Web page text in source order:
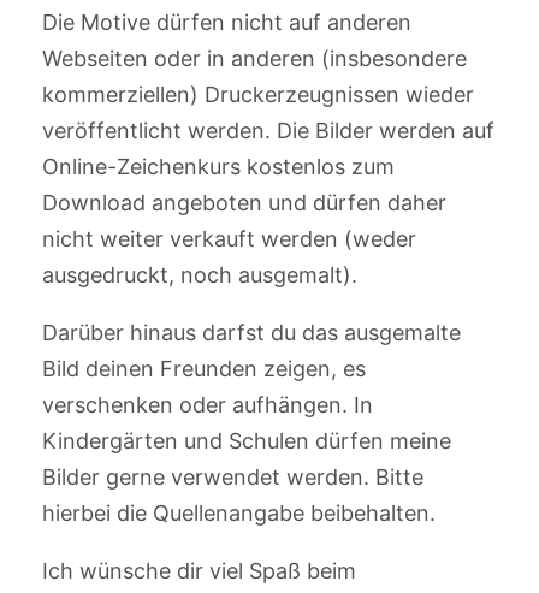
Die Motive dürfen nicht auf anderen
Webseiten oder in anderen (insbesondere
kommerziellen) Druckerzeugnissen wieder
veröffentlicht werden. Die Bilder werden auf
Online-Zeichenkurs kostenlos zum
Download angeboten und dürfen daher
nicht weiter verkauft werden (weder
ausgedruckt, noch ausgemalt).
Darüber hinaus darfst du das ausgemalte
Bild deinen Freunden zeigen, es
verschenken oder aufhängen. In
Kindergärten und Schulen dürfen meine
Bilder gerne verwendet werden. Bitte
hierbei die Quellenangabe beibehalten.
Ich wünsche dir viel Spaß beim